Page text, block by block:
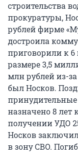
строительства
прокуратуры,
рублей фирме
достроила
приговорили к
размере 3,5
млн рублей из-
был Носков.
назначено 8 лет
получении УДО
Носков
в зону СВО.